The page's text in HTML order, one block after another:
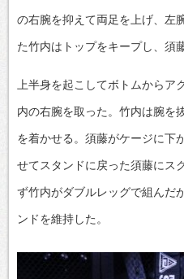
の右腕を抑えて両足を上げ、左
た竹内はトップをキープし、須
上半身を起こしてボトムから
内の右腕を取った。竹内は腕を
を着かせる。須藤がケージに下
せてスタンドに戻った須藤にス
ず竹内がダブルレッグで組んだ
ンドを維持した。